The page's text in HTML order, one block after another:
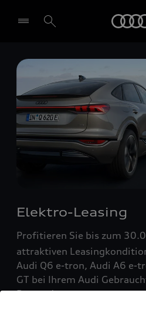
Händler wählen
Elektro-Leasing
Profitieren Sie bis zum
attraktiven
Audi Q6 e-tron, Audi A6 e-
GT bei Ihrem Audi
Partner!